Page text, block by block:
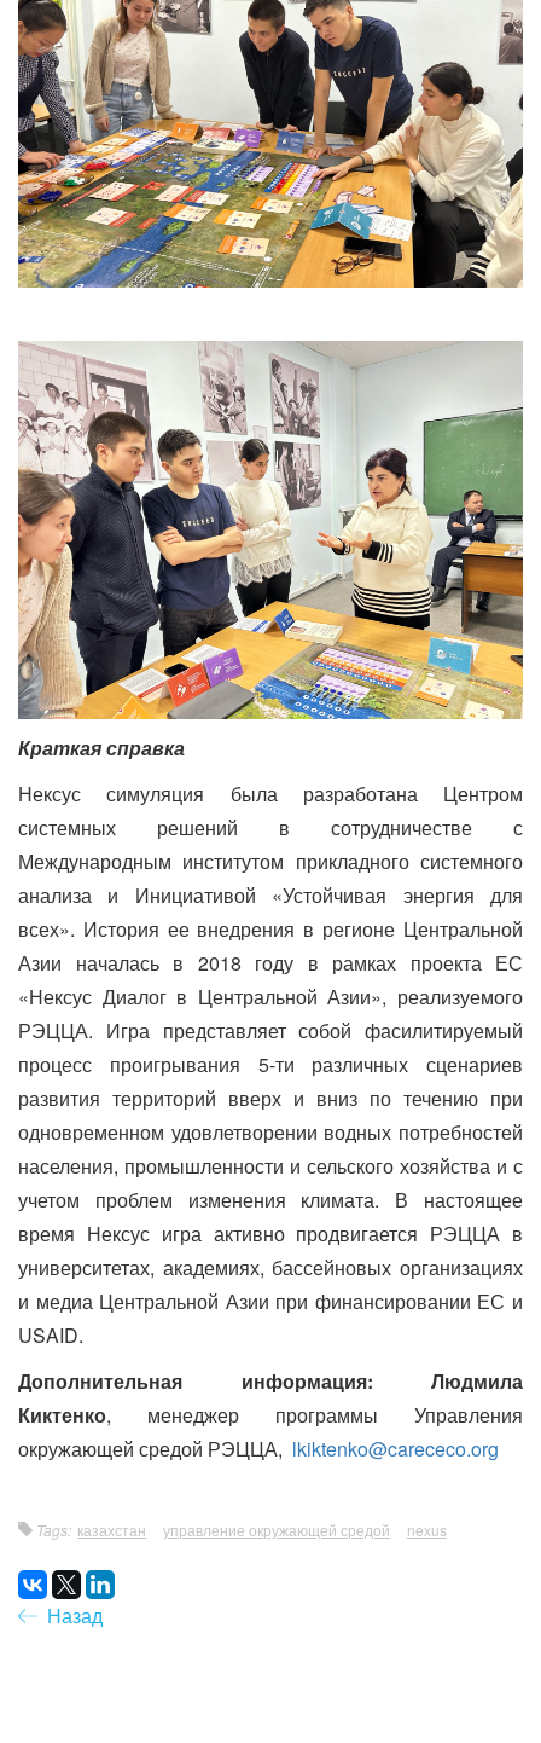
Краткая справка
Нексус симуляция была разработана Центром
системных решений в сотрудничестве с
Международным институтом прикладного системного
анализа и Инициативой «Устойчивая энергия для
всех». История ее внедрения в регионе Центральной
Азии началась в 2018 году в рамках проекта ЕС
«Нексус Диалог в Центральной Азии», реализуемого
РЭЦЦА. Игра представляет собой фасилитируемый
процесс проигрывания 5-ти различных сценариев
развития территорий вверх и вниз по течению при
одновременном удовлетворении водных потребностей
населения, промышленности и сельского хозяйства и с
учетом проблем изменения климата. В настоящее
время Нексус игра активно продвигается РЭЦЦА в
университетах, академиях, бассейновых организациях
и медиа Центральной Азии при финансировании ЕС и
USAID.
Дополнительная информация: Людмила
Киктенко, менеджер программы Управления
окружающей средой РЭЦЦА, lkiktenko@carececo.org
Tags: казахстан управление окружающей средой nexus
Назад